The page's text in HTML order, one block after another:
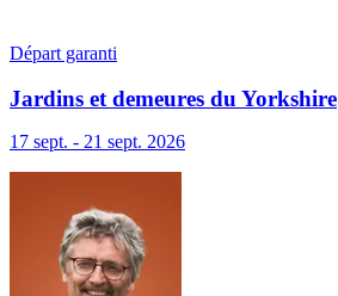
Départ garanti
Jardins et demeures du Yorkshire
17 sept. - 21 sept. 2026